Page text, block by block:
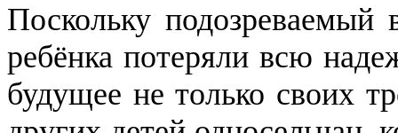
Поскольку
ребёнка потеряли всю
будущее не только своих